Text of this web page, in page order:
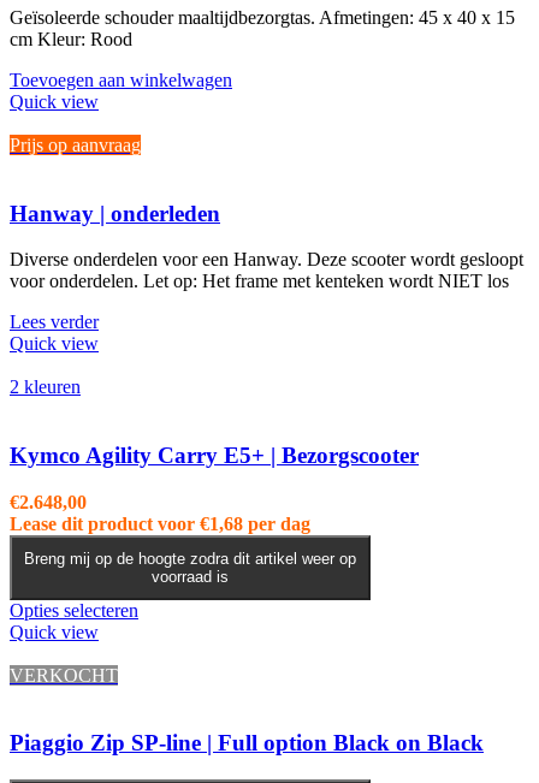
Geïsoleerde schouder maaltijdbezorgtas. Afmetingen: 45 x 40 x 15
cm Kleur: Rood
Toevoegen aan winkelwagen
Quick view
Prijs op aanvraag
Hanway | onderleden
Diverse onderdelen voor een Hanway. Deze scooter wordt gesloopt
voor onderdelen. Let op: Het frame met kenteken wordt NIET los
Lees verder
Quick view
2 kleuren
Kymco Agility Carry E5+ | Bezorgscooter
€2.648,00
Lease dit product voor €1,68 per dag
Breng mij op de hoogte zodra dit artikel weer op
voorraad is
Opties selecteren
optie
Quick view
VERKOCHT
Piaggio Zip SP-line | Full option Black on Black